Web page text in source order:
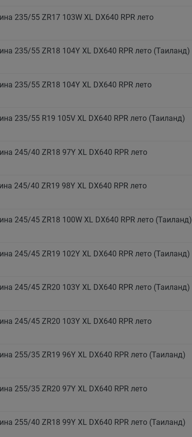
235/55 ZR17 103W XL DX640 RPR лето
235/55 ZR18 104Y XL DX640 RPR лето (Таиланд)
235/55 ZR18 104Y XL DX640 RPR лето
235/55 R19 105V XL DX640 RPR лето (Таиланд)
245/40 ZR18 97Y XL DX640 RPR лето
245/40 ZR19 98Y XL DX640 RPR лето
245/45 ZR18 100W XL DX640 RPR лето (Таиланд)
245/45 ZR19 102Y XL DX640 RPR лето (Таиланд)
245/45 ZR20 103Y XL DX640 RPR лето (Таиланд)
245/45 ZR20 103Y XL DX640 RPR лето
255/35 ZR19 96Y XL DX640 RPR лето (Таиланд)
255/35 ZR20 97Y XL DX640 RPR лето
255/40 ZR18 99Y XL DX640 RPR лето (Таиланд)